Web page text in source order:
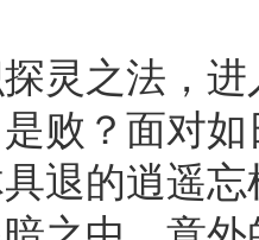
灵之法，
败？面对
退的逍遥